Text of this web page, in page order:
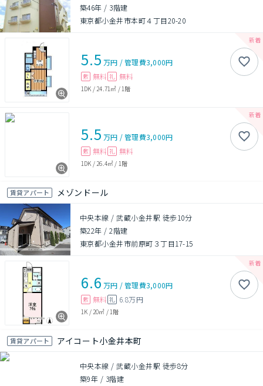
築46年 / 3階建
東京都小金井市本町４丁目20-20
5.5 万円 /管理費3,000円
敷 無料 礼 無料
1DK / 24.71㎡ / 1階
5.5 万円 /管理費3,000円
敷 無料 礼 無料
1DK / 26.4㎡ / 1階
賃貸アパート メゾンドール
中央本線 / 武蔵小金井駅 徒歩10分
築22年 /2階建
東京都小金井市前原町３丁目17-15
6.6 万円 /管理費3,000円
敷 無料 礼 6.8万円
1K / 20㎡ / 1階
賃貸アパート アイコート小金井本町
中央本線 / 武蔵小金井駅 徒歩8分
築9年 / 3階建